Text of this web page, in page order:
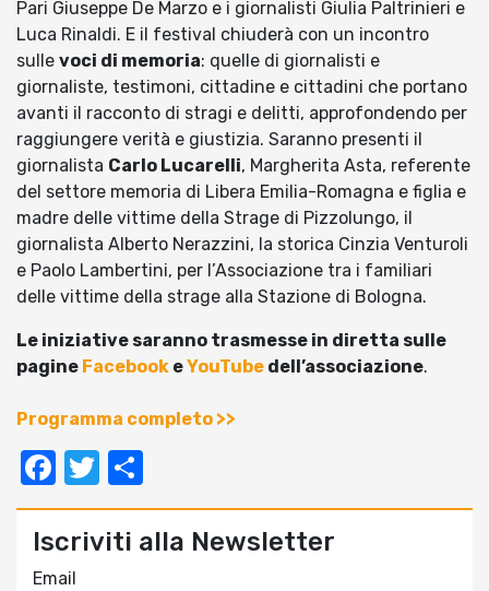
Pari Giuseppe De Marzo e i giornalisti Giulia Paltrinieri e
Luca Rinaldi. E il festival chiuderà con un incontro
sulle voci di memoria: quelle di giornalisti e
giornaliste, testimoni, cittadine e cittadini che portano
avanti il racconto di stragi e delitti, approfondendo per
raggiungere verità e giustizia. Saranno presenti il
giornalista Carlo Lucarelli, Margherita Asta, referente
del settore memoria di Libera Emilia-Romagna e figlia e
madre delle vittime della Strage di Pizzolungo, il
giornalista Alberto Nerazzini, la storica Cinzia Venturoli
e Paolo Lambertini, per l’Associazione tra i familiari
delle vittime della strage alla Stazione di Bologna.
Le iniziative saranno trasmesse in diretta sulle
pagine Facebook eYouTube dell’associazione.
Programma completo >>
Facebook
Twitter
Iscriviti alla Newsletter
Email